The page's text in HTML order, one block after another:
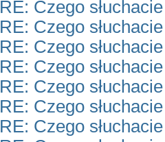
RE: Czego
RE: Czego
RE: Czego
RE: Czego
RE: Czego
RE: Czego
RE: Czego